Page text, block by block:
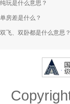
纯玩是什么意思？
单房差是什么？
双飞、双卧都是什么意思？